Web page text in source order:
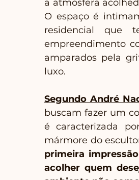
a atmosfera
O espaço é
residencial que
empreendimento
amparados pela
luxo.
Segundo André
buscam fazer um
é caracterizada
mármore do
primeira
acolher quem